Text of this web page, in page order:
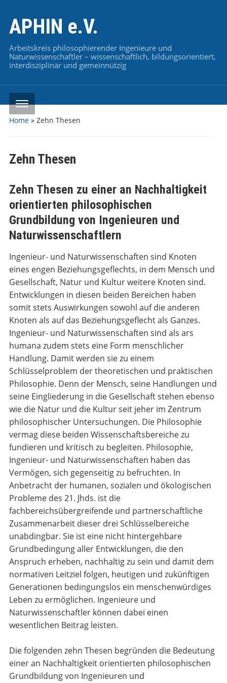
APHIN e.V.
Arbeitskreis philosophierender Ingenieure und
Naturwissenschaftler – wissenschaftlich, bildungsorientiert,
interdisziplinär und gemeinnützig
Home» Zehn Thesen
Zehn Thesen
Zehn Thesen zu einer an Nachhaltigkeit
orientierten philosophischen
Grundbildung von Ingenieuren und
Naturwissenschaftlern
Ingenieur- und Naturwissenschaften sind Knoten
eines engen Beziehungsgeflechts, in dem Mensch und
Gesellschaft, Natur und Kultur weitere Knoten sind.
Entwicklungen in diesen beiden Bereichen haben
somit stets Auswirkungen sowohl auf die anderen
Knoten als auf das Beziehungsgeflecht als Ganzes.
Ingenieur- und Naturwissenschaften sind als ars
humana zudem stets eine Form menschlicher
Handlung. Damit werden sie zu einem
Schlüsselproblem der theoretischen und praktischen
Philosophie. Denn der Mensch, seine Handlungen und
seine Eingliederung in die Gesellschaft stehen ebenso
wie die Natur und die Kultur seit jeher im Zentrum
philosophischer Untersuchungen. Die Philosophie
vermag diese beiden Wissenschaftsbereiche zu
fundieren und kritisch zu begleiten. Philosophie,
Ingenieur- und Naturwissenschaften haben das
Vermögen, sich gegenseitig zu befruchten. In
Anbetracht der humanen, sozialen und ökologischen
Probleme des 21. Jhds. ist die
fachbereichsübergreifende und partnerschaftliche
Zusammenarbeit dieser drei Schlüsselbereiche
unabdingbar. Sie ist eine nicht hintergehbare
Grundbedingung aller Entwicklungen, die den
Anspruch erheben, nachhaltig zu sein und damit dem
normativen Leitziel folgen, heutigen und zukünftigen
Generationen bedingungslos ein menschenwürdiges
Leben zu ermöglichen. Ingenieure und
Naturwissenschaftler können dabei einen
wesentlichen Beitrag leisten.
Die folgenden zehn Thesen begründen die Bedeutung
einer an Nachhaltigkeit orientierten philosophischen
Grundbildung von Ingenieuren und